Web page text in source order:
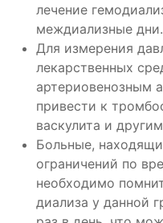
лечение
междиализные дни.
Для измерения
лекарственных
артериовенозным
привести к
васкулита и
Больные,
ограничений по
необходимо
диализа у данной